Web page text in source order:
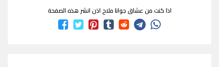
اذا كنت من عشاق جوانا ملاح اذن انشر هذه الصفحة